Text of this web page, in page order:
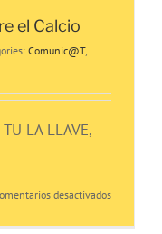
el Calcio
Comunic@T,
LA LLAVE,
desactivadosen
SALUD-